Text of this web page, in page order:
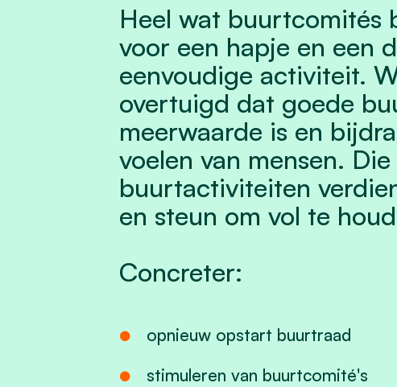
Heel wat buurtcomités
voor een hapje en een
eenvoudige activiteit.
overtuigd dat goede
meerwaarde is en
voelen van mensen.
buurtactiviteiten
en steun om vol te
Concreter:
opnieuw opstart buurtraad
stimuleren van buurtcomité's